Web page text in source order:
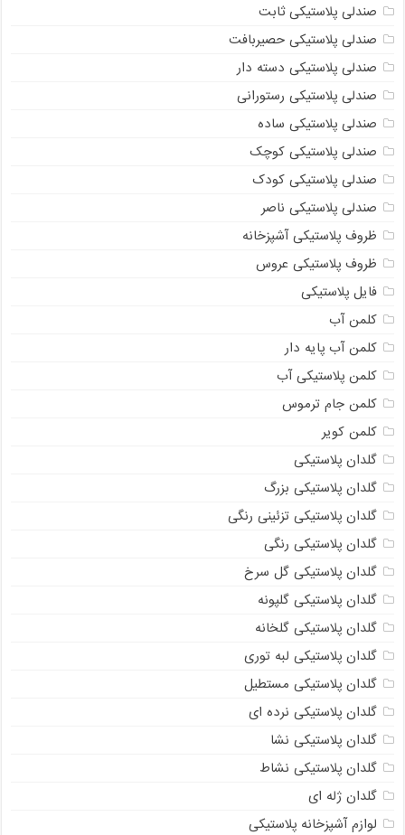
صندلی پلاستیکی ثابت
صندلی پلاستیکی حصیربافت
صندلی پلاستیکی دسته دار
صندلی پلاستیکی رستورانی
صندلی پلاستیکی ساده
صندلی پلاستیکی کوچک
صندلی پلاستیکی کودک
صندلی پلاستیکی ناصر
ظروف پلاستیکی آشپزخانه
ظروف پلاستیکی عروس
فایل پلاستیکی
کلمن آب
کلمن آب پایه دار
کلمن پلاستیکی آب
کلمن جام ترموس
کلمن کویر
گلدان پلاستیکی
گلدان پلاستیکی بزرگ
گلدان پلاستیکی تزئینی رنگی
گلدان پلاستیکی رنگی
گلدان پلاستیکی گل سرخ
گلدان پلاستیکی گلپونه
گلدان پلاستیکی گلخانه
گلدان پلاستیکی لبه توری
گلدان پلاستیکی مستطیل
گلدان پلاستیکی نرده ای
گلدان پلاستیکی نشا
گلدان پلاستیکی نشاط
گلدان ژله ای
لوازم آشپزخانه پلاستیکی